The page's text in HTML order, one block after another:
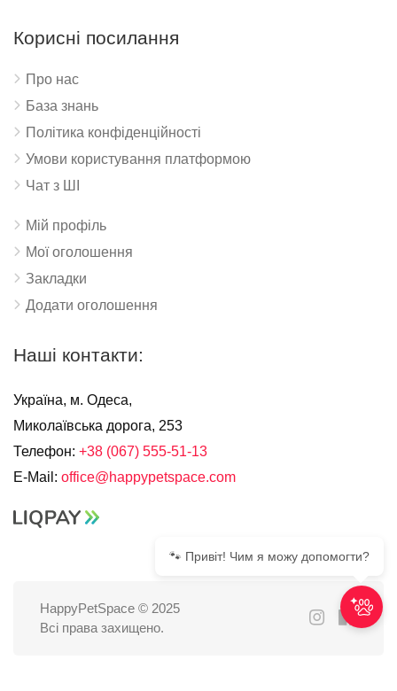
Корисні посилання
Про нас
База знань
Політика конфіденційності
Умови користування платформою
Чат з ШІ
Мій профіль
Мої оголошення
Закладки
Додати оголошення
Наші контакти:
Україна, м. Одеса,
Миколаївська дорога, 253
Телефон: +38 (067) 555-51-13
E-Mail: office@happypetspace.com
HappyPetSpace © 2025
Всі права захищено.
🐾 Привіт! Чим я можу допомогти?